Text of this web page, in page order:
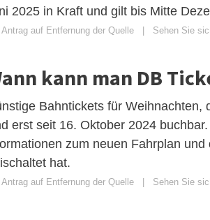
2025 in Kraft und gilt bis Mitte
Antrag auf Entfernung der Quelle Sehen Sie
kann man DB
Bahntickets für
erst seit 16. Oktober 2024
zum neuen Fahrplan
hat.
Antrag auf Entfernung der Quelle Sehen Sie